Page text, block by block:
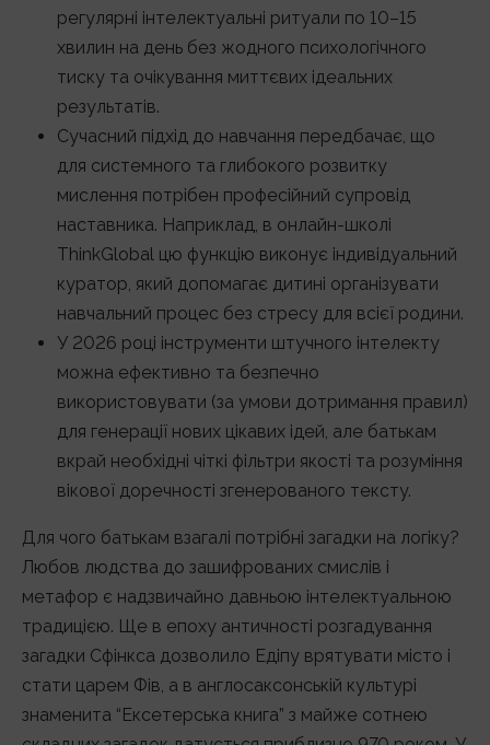
регулярні інтелектуальні ритуали по 10–15
хвилин на день без жодного психологічного
тиску та очікування миттєвих ідеальних
результатів.
Сучасний підхід до навчання передбачає, що
для системного та глибокого розвитку
мислення потрібен професійний супровід
наставника. Наприклад, в онлайн-школі
ThinkGlobal цю функцію виконує індивідуальний
куратор, який допомагає дитині організувати
навчальний процес без стресу для всієї родини.
У 2026 році інструменти штучного інтелекту
можна ефективно та безпечно
використовувати (за умови дотримання правил)
для генерації нових цікавих ідей, але батькам
вкрай необхідні чіткі фільтри якості та розуміння
вікової доречності згенерованого тексту.
Для чого батькам взагалі потрібні загадки на логіку?
Любов людства до зашифрованих смислів і
метафор є надзвичайно давньою інтелектуальною
традицією. Ще в епоху античності розгадування
загадки Сфінкса дозволило Едіпу врятувати місто і
стати царем Фів, а в англосаксонській культурі
знаменита “Ексетерська книга” з майже сотнею